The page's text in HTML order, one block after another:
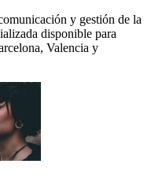
y gestión de la
disponible para
Valencia y